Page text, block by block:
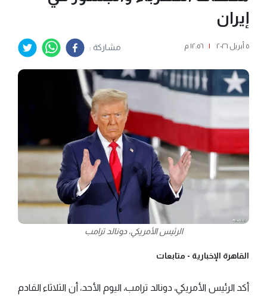
إيران
٥ أبريل ٢٠٢٦ | ١٢:٥٦ م مشاركة :
الرئيس الأمريكي، دونالد ترامب
القاهرة الإخبارية - متابعات
أكد الرئيس الأمريكي، دونالد ترامب، اليوم الأحد، أن الثلاثاء القادم